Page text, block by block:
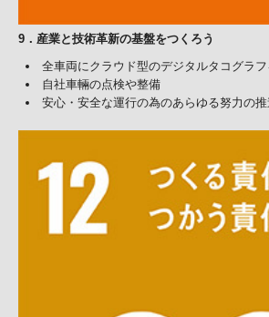
9 ． 産業と技術革新の基盤をつくろう
全車両にクラウド型のデジタルタコグラフ
自社車輛の点検や整備
安心・安全な運行の為のあらゆる努力の推